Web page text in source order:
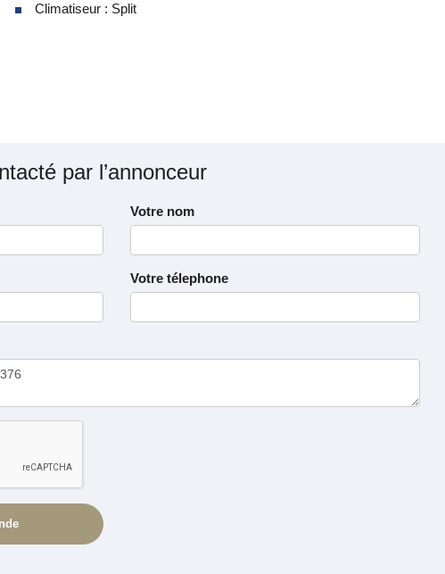
Climatiseur : Split
par l’annonceur
Votre nom
Votre télephone